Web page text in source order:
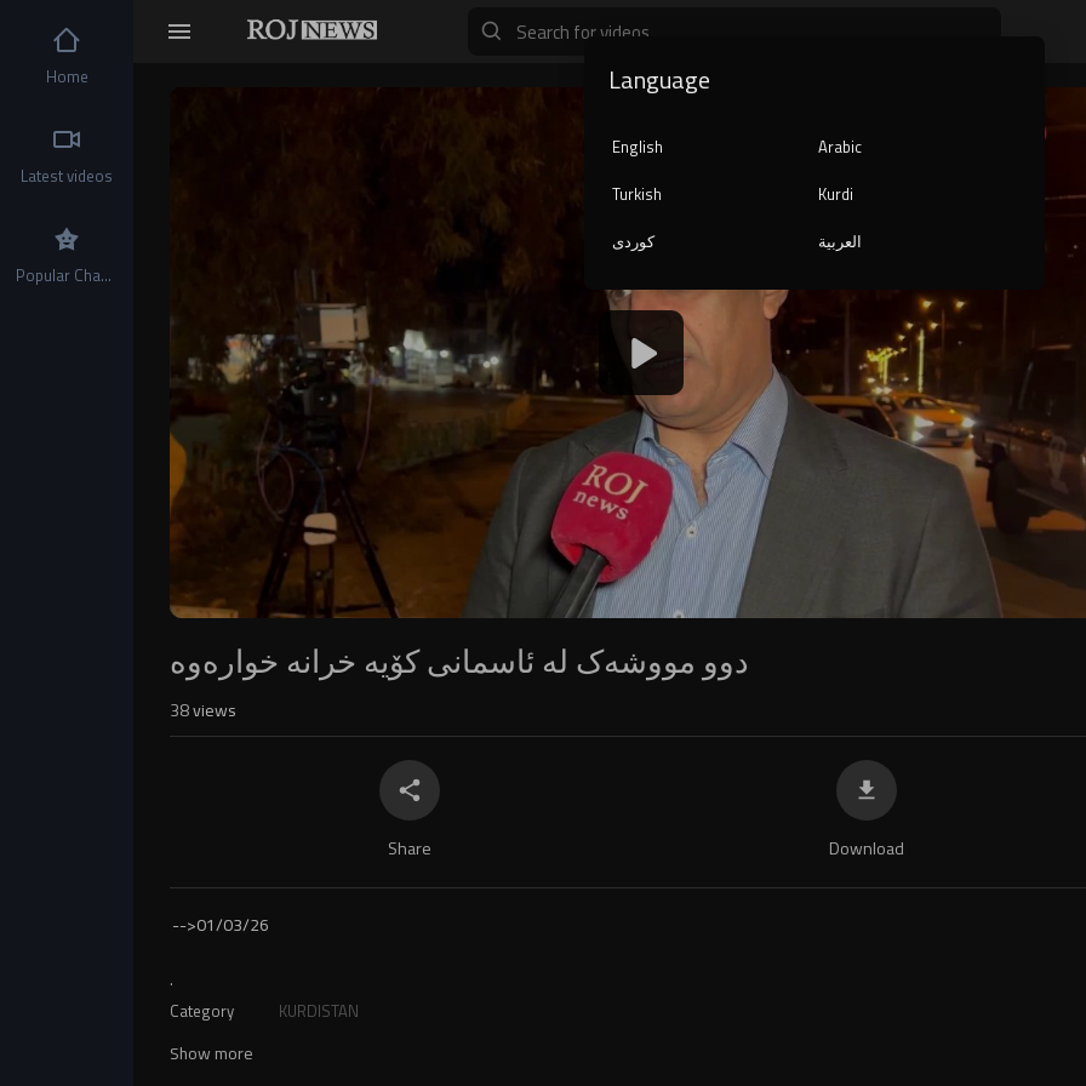
1080p
دوو مووشەک لە ئاسمانی کۆیە خرانە خوارەوە
38views
Share Download
-->01/03/26
.
Category KURDISTAN
Show more
Home
Latest videos
Popular Channels
Language
English
Arabic
Turkish
Kurdi
کوردی
العربية